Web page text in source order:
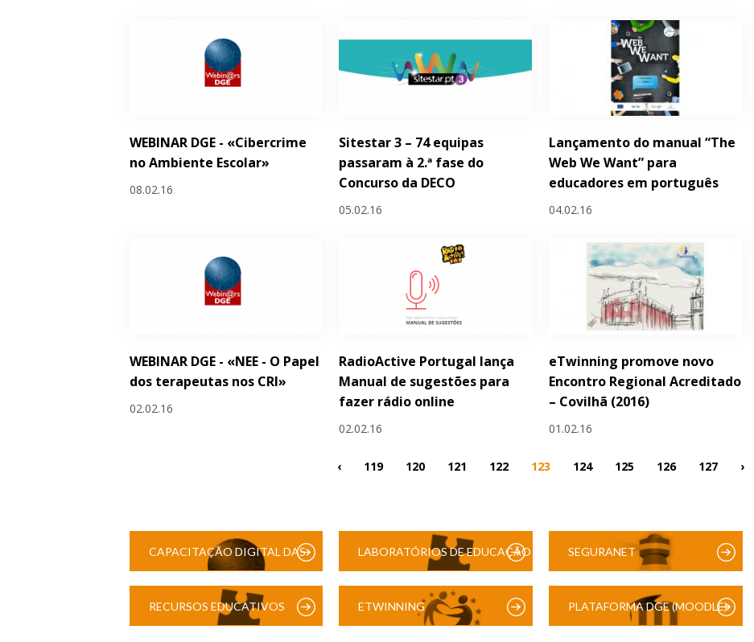
WEBINAR DGE - «Cibercrime
no Ambiente Escolar»
08.02.16
Sitestar 3 – 74 equipas
passaram à 2.ª fase do
Concurso da DECO
05.02.16
Lançamento do manual “The
Web We Want” para
educadores em português
04.02.16
WEBINAR DGE - «NEE - O Papel
dos terapeutas nos CRI»
02.02.16
RadioActive Portugal lança
Manual de sugestões para
fazer rádio online
02.02.16
eTwinning promove novo
Encontro Regional Acreditado
– Covilhã (2016)
01.02.16
‹ 119 120 121 122 123 124 125 126 127 ›
CAPACITAÇÃO DIGITAL DAS LABORATÓRIOS DE EDUCAÇÃO SEGURANET
RECURSOS EDUCATIVOS ETWINNING PLATAFORMA DGE (MOODLE)